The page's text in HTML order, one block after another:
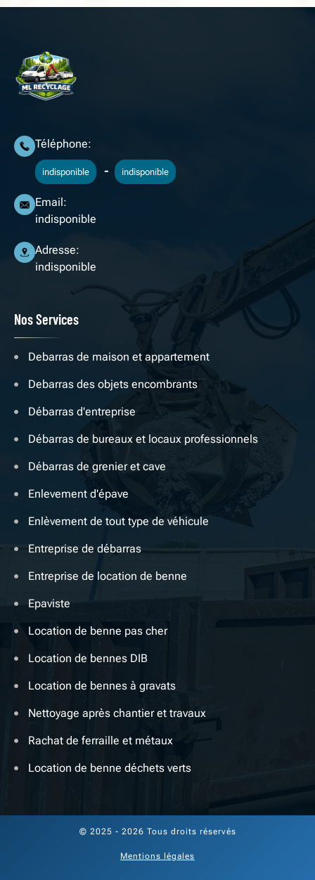
Téléphone:
indisponible - indisponible
Email:
indisponible
Adresse:
indisponible
Nos Services
Debarras de maison et appartement
Debarras des objets encombrants
Débarras d'entreprise
Débarras de bureaux et locaux professionnels
Débarras de grenier et cave
Enlevement d'épave
Enlèvement de tout type de véhicule
Entreprise de débarras
Entreprise de location de benne
Epaviste
Location de benne pas cher
Location de bennes DIB
Location de bennes à gravats
Nettoyage après chantier et travaux
Rachat de ferraille et métaux
Location de benne déchets verts
© 2025 - 2026 Tous droits réservés
Mentions légales